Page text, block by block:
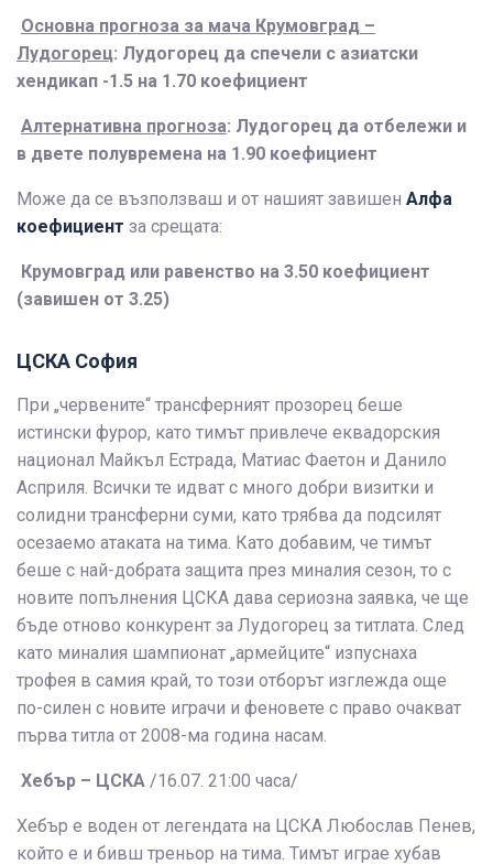
Основна прогноза за мача Крумовград –
Лудогорец: Лудогорец да спечели с азиатски
хендикап -1.5 на 1.70 коефициент
Алтернативна прогноза: Лудогорец да отбележи и
в двете полувремена на 1.90 коефициент
Може да се възползваш и от нашият завишен Алфа
коефициент за срещата:
Крумовград или равенство на 3.50 коефициент
(завишен от 3.25)
ЦСКА София
При „червените“ трансферният прозорец беше
истински фурор, като тимът привлече еквадорския
национал Майкъл Естрада, Матиас Фаетон и Данило
Асприля. Всички те идват с много добри визитки и
солидни трансферни суми, като трябва да подсилят
осезаемо атаката на тима. Като добавим, че тимът
беше с най-добрата защита през миналия сезон, то с
новите попълнения ЦСКА дава сериозна заявка, че ще
бъде отново конкурент за Лудогорец за титлата. След
като миналия шампионат „армейците“ изпуснаха
трофея в самия край, то този отборът изглежда още
по-силен с новите играчи и феновете с право очакват
първа титла от 2008-ма година насам.
Хебър – ЦСКА /16.07. 21:00 часа/
Хебър е воден от легендата на ЦСКА Любослав Пенев,
който е и бивш треньор на тима. Тимът играе хубав